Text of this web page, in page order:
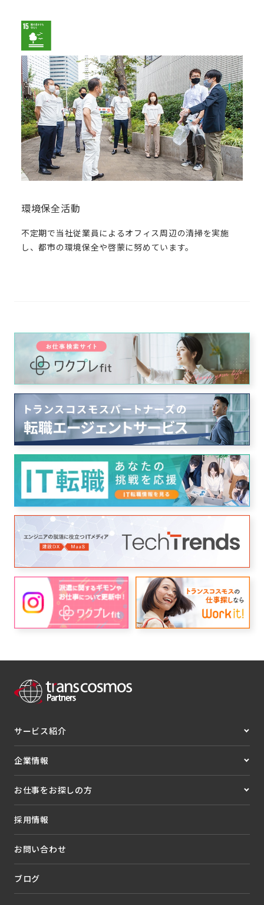
環境保全活動
不定期で当社従業員によるオフィス周辺の清掃を実施
し、都市の環境保全や啓蒙に努めています。
サービス紹介
企業情報
お仕事をお探しの方
採用情報
お問い合わせ
ブログ